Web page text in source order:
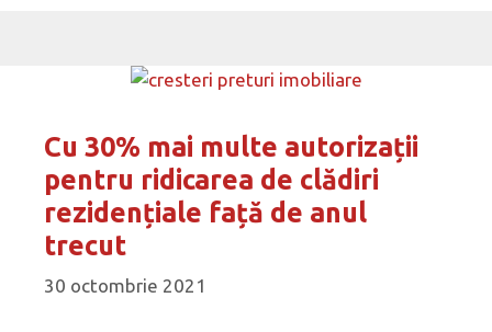
Cu 30% mai multe autorizații
pentru ridicarea de clădiri
rezidențiale față de anul
trecut
30 octombrie 2021